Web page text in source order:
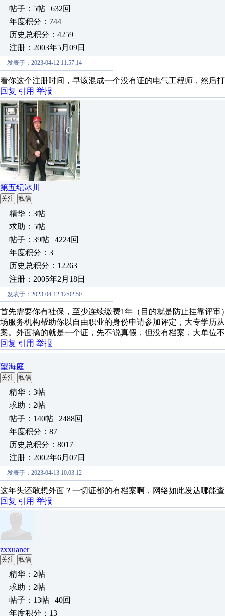
帖子：5帖 | 632回
年度积分：744
历史总积分：4259
注册：2003年5月09日
发表于：2023-04-12 11:57:14
看你这个注册时间，早该混成一个没有证的电气工程师，然后
回复 引用 举报
第五纪冰川
关注 私信
精华：3帖
求助：5帖
帖子：39帖 | 4224回
年度积分：3
历史总积分：12263
注册：2005年2月18日
发表于：2023-04-12 12:02:50
首先需要你有社保，至少连续缴费1年（目的就是防止挂靠评
场服务机构帮助你以自由职业的身份申请参加评定，大专学历
案。外面搞的就是一个证，先不说真假，但没有档案，大单位
回复 引用 举报
望海庭
关注 私信
精华：3帖
求助：2帖
帖子：140帖 | 2488回
年度积分：87
历史总积分：8017
注册：2002年6月07日
发表于：2023-04-13 10:03:12
这年头还敢想外面？一切证都的有档案啊，网络如此发达哪能
回复 引用 举报
zxxuaner
关注 私信
精华：2帖
求助：2帖
帖子：13帖 | 40回
年度积分：13